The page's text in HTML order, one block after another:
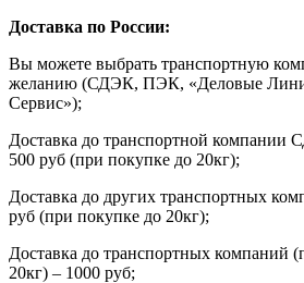
Доставка по России:
Вы можете выбрать транспортную
желанию (СДЭК, ПЭК, «Деловые
Сервис»);
Доставка до транспортной компании
500 руб (при покупке до 20кг);
Доставка до других транспортных
руб (при покупке до 20кг);
Доставка до транспортных компаний
20кг) – 1000 руб;